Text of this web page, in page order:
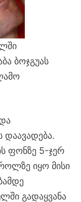
ბოჯგუას
დაავადება.
ფონზე 5-ჯერ
იყო მისი
გადაყვანა